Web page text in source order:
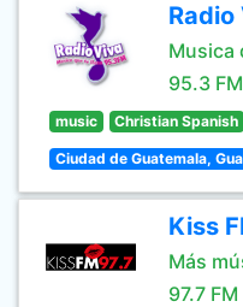
Radio
Musica
95.3 FM
music Christian Spanish
Ciudad de Guatemala,
Kiss
Más
97.7 FM